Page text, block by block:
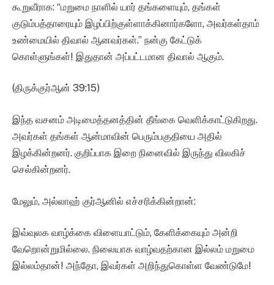
கூறுவீராக: “மறுமை நாளில் யார் தங்களையும், தங்கள்
குடும்பத்தாரையும் இழப்பிற்குள்ளாக்கினார்களோ, அவர்கள்தாம்
உண்மையில் திவால் ஆனவர்கள்.” நன்கு கேட்டுக்
கொள்ளுங்கள்! இதுதான் அப்பட்டமான திவால் ஆகும்.
(திருக்குர்ஆன் 39:15)
இந்த வசனம் அடிமைத்தனத்தின் தீங்கை வெளிக்காட்டுகிறது.
அவர்கள் தங்கள் ஆன்மாவின் பெரும்பகுதியை அதில்
இழக்கின்றனர். குறிப்பாக இறை நினைவில் இருந்து விலகிச்
செல்கின்றனர்.
மேலும், அல்லாஹ் குர்ஆனில் எச்சரிக்கின்றான்:
இவ்வுலக வாழ்க்கை விளையாட்டும், கேளிக்கையும் அன்றி
வேறொன்றுமில்லை. நிலையாக வாழ்வதற்கான இல்லம் மறுமை
இல்லம்தான்! அந்தோ, இவர்கள் அறிந்துகொள்ள வேண்டுமே!